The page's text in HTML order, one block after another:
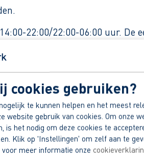
cookies gebruiken?
te kunnen helpen en het meest
website gebruik van cookies. Om onze
is het nodig om deze cookies te
Klik op 'Instellingen' om zelf aan te
voor meer informatie onze
22:00/22:00-06:00 uur. De
Voor deze ploegendienst
vereiste, de wil om het te
in te springen op de afdeling